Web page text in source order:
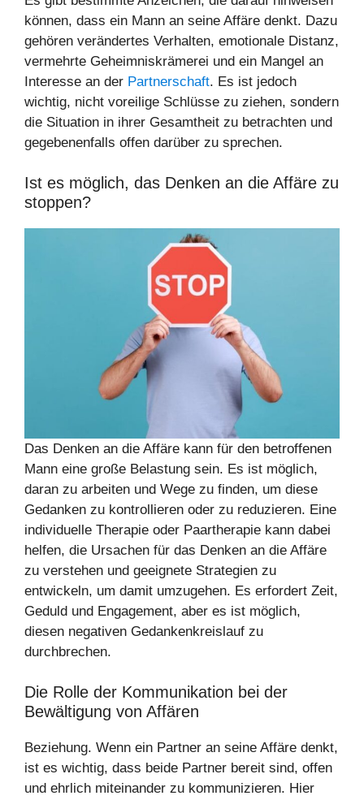
können, dass ein Mann an seine Affäre denkt. Dazu
gehören verändertes Verhalten, emotionale Distanz,
vermehrte Geheimniskrämerei und ein Mangel an
Interesse an der Partnerschaft. Es ist jedoch
wichtig, nicht voreilige Schlüsse zu ziehen, sondern
die Situation in ihrer Gesamtheit zu betrachten und
gegebenenfalls offen darüber zu sprechen.
Ist es möglich, das Denken an die Affäre zu
stoppen?
Das Denken an die Affäre kann für den betroffenen
Mann eine große Belastung sein. Es ist möglich,
daran zu arbeiten und Wege zu finden, um diese
Gedanken zu kontrollieren oder zu reduzieren. Eine
individuelle Therapie oder Paartherapie kann dabei
helfen, die Ursachen für das Denken an die Affäre
zu verstehen und geeignete Strategien zu
entwickeln, um damit umzugehen. Es erfordert Zeit,
Geduld und Engagement, aber es ist möglich,
diesen negativen Gedankenkreislauf zu
durchbrechen.
Die Rolle der Kommunikation bei der
Bewältigung von Affären
Beziehung. Wenn ein Partner an seine Affäre denkt,
ist es wichtig, dass beide Partner bereit sind, offen
und ehrlich miteinander zu kommunizieren. Hier